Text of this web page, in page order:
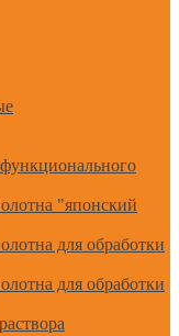
"японский
для обработки
для обработки